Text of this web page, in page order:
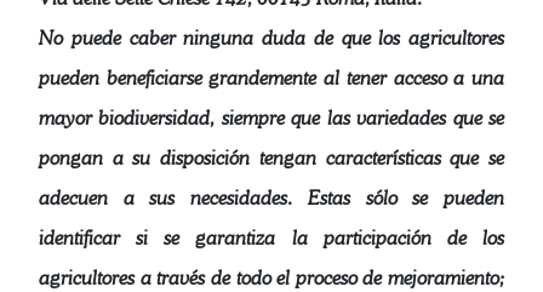
No puede caber ninguna duda de que los agricultores
pueden beneficiarse grandemente al tener acceso a una
mayor biodiversidad, siempre que las variedades que se
pongan a su disposición tengan características que se
adecuen a sus necesidades. Estas sólo se pueden
identificar si se garantiza la participación de los
agricultores a través de todo el proceso de mejoramiento;